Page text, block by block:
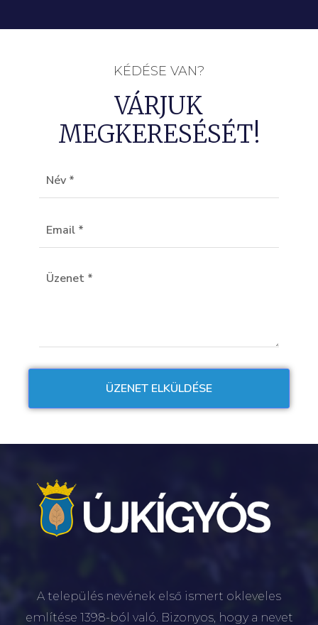
KÉDÉSE VAN?
VÁRJUK
MEGKERESÉSÉT!
A település nevének első ismert okleveles
említése 1398-ból való. Bizonyos, hogy a nevet